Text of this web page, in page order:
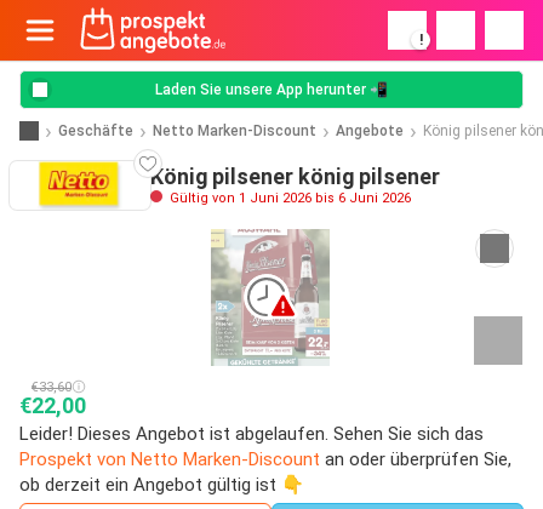
!
Laden Sie unsere App herunter 📲
Geschäfte Netto Marken-Discount Angebote König pilsener
König pilsener könig pilsener
Gültig von 1 Juni 2026 bis 6 Juni 2026
€33,60
€22,00
Leider! Dieses Angebot ist abgelaufen. Sehen Sie sich das
Prospekt von Netto Marken-Discount an oder überprüfen Sie,
ob derzeit ein Angebot gültig ist 👇